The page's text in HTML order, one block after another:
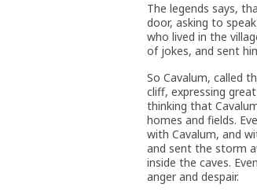
The legends says,
door, asking to
who lived in the
of jokes, and sent
So Cavalum, called
cliff, expressing
thinking that
homes and fields.
with Cavalum, and
and sent the storm
inside the caves.
anger and despair.